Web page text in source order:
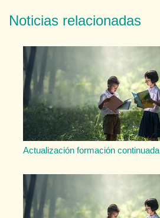
Noticias relacionadas
Actualización formación continuada